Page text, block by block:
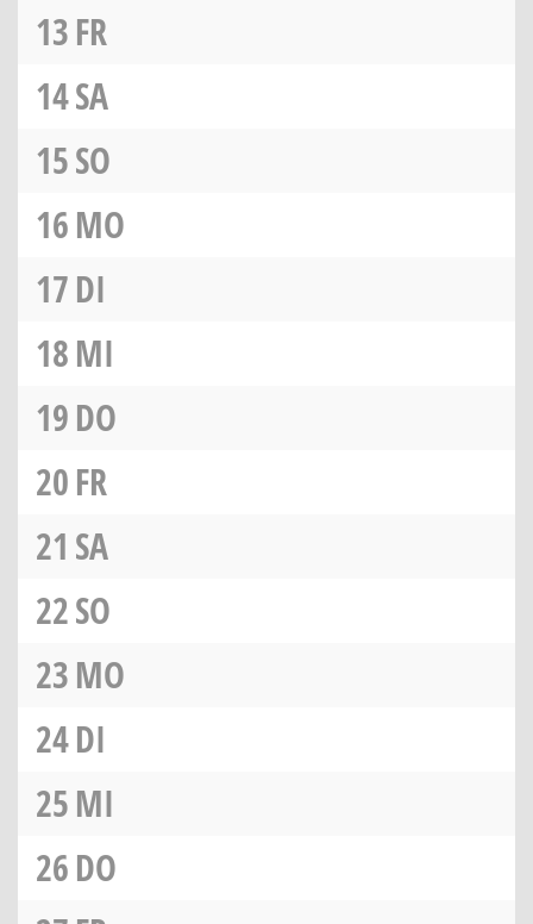
13FR
14SA
15SO
16MO
17DI
18MI
19DO
20FR
21 SA
22SO
23MO
24DI
25MI
26DO